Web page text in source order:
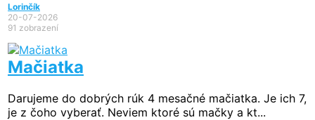
Lorinčík
20-07-2026
91 zobrazení
Mačiatka
Darujeme do dobrých rúk 4 mesačné mačiatka. Je ich 7,
je z čoho vyberať. Neviem ktoré sú mačky a kt...